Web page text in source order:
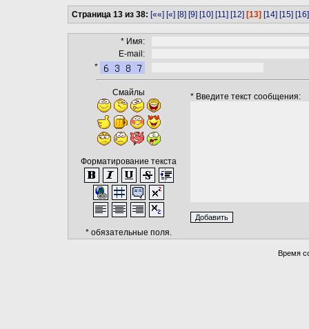
Страница 13 из 38: [««] [«] [8] [9] [10] [11] [12] [13] [14] [15] [16]
* Имя:
E-mail:
*
Смайлы
Форматирование текста
* обязательные поля.
* Введите текст сообщения:
Время